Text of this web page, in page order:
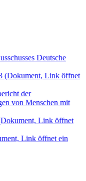
Deutsche
(Dokument, Link öffnet
der
von Menschen mit
Link öffnet
Link öffnet ein